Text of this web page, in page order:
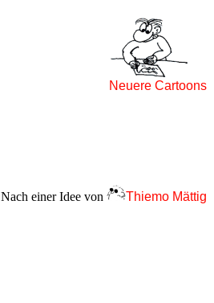
Neuere Cartoons
Nach einer Idee von Thiemo Mättig